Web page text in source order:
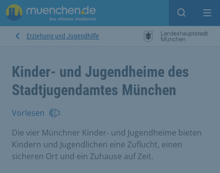
Open
Erziehung und Jugendhilfe
Kinder- und Jugendheime des
Stadtjugendamtes München
Vorlesen
Die vier Münchner Kinder- und Jugendheime bieten
Kindern und Jugendlichen eine Zuflucht, einen
sicheren Ort und ein Zuhause auf Zeit.